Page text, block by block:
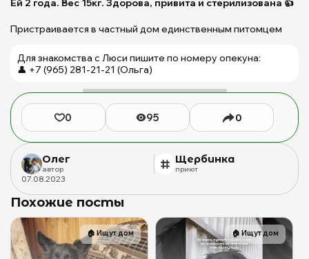
Ей 2 года. Вес 15кг. Здорова, привита и стерилизована 👍
Пристраивается в частный дом единственным питомцем
Для знакомства с Люси пишите по номеру опекуна:
👤 +7 (965) 281-21-21 (Ольга)
0 95 0
Олег
автор
Щербинка
приют
07.08.2023
Похожие посты
🏠 Ищут дом 🏠 Ищут дом